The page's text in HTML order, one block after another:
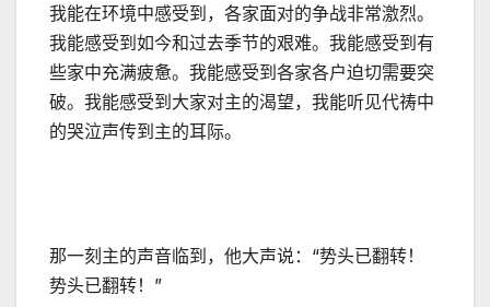
我能在环境中感受到，各家面对的争战非常激烈。
我能感受到如今和过去季节的艰难。我能感受到有
些家中充满疲惫。我能感受到各家各户迫切需要突
破。我能感受到大家对主的渴望，我能听见代祷中
的哭泣声传到主的耳际。
那一刻主的声音临到，他大声说：“势头已翻转！
势头已翻转！”